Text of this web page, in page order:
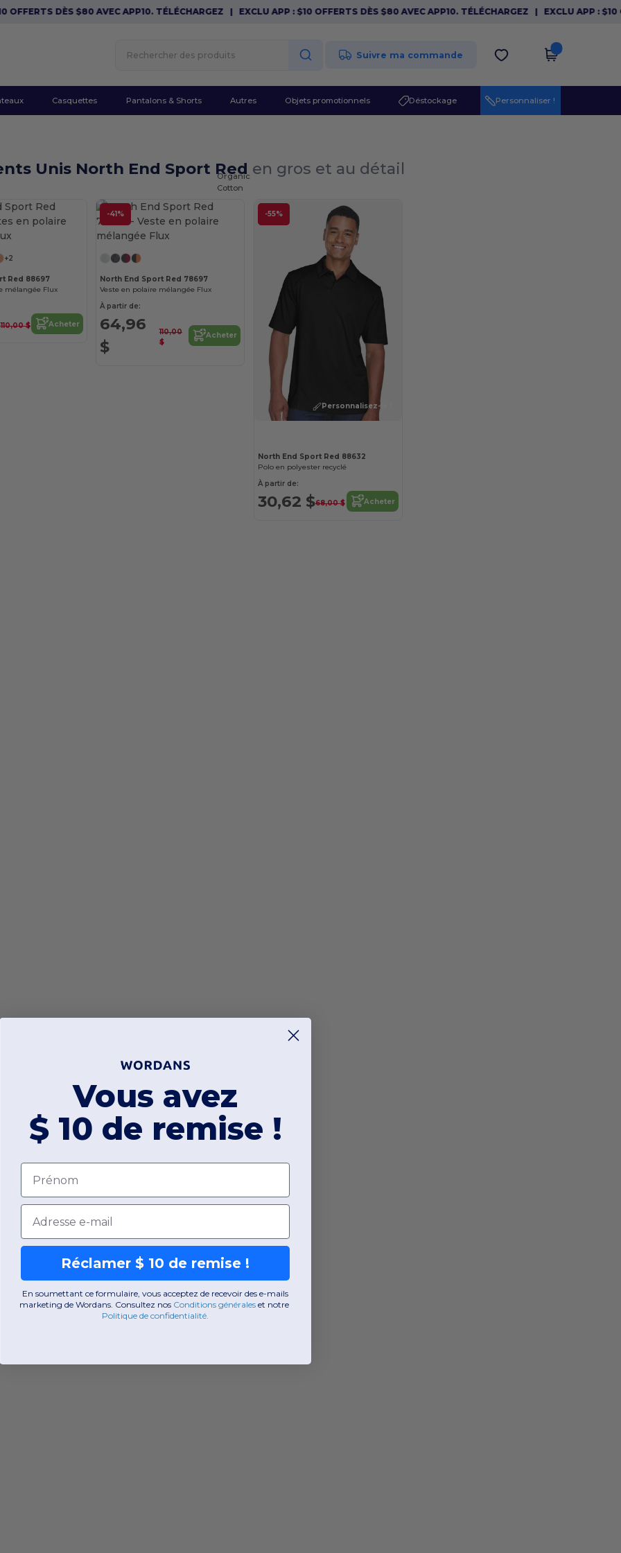
DÈS $80 AVEC APP10. TÉLÉCHARGEZ|EXCLU APP : $10 OFFERTS DÈS $80 AVEC APP10. TÉLÉCHARGEZ|EXCLU APP : $10
Suivre ma commande
Casquettes Pantalons & Shorts Autres Objets promotionnels Déstockage Personnaliser !
Unis North End Sport Red en gros et au détail
+2
Red 88697
mélangée Flux
110,00 $ Acheter
-41%
North End Sport Red 78697
Veste en polaire mélangée Flux
À partir de:
64,96
$
110,00
$
Acheter
-55%
Organic
Cotton
Personnalisez-le !
North End Sport Red 88632
Polo en polyester recyclé
À partir de:
30,62 $68,00 $ Acheter
Vous avez
$ 10 de remise !
Prénom
Email
Réclamer $ 10 de remise !
En soumettant ce formulaire, vous acceptez de recevoir des e-mails
marketing de Wordans. Consultez nos Conditions générales et notre
Politique de confidentialité.